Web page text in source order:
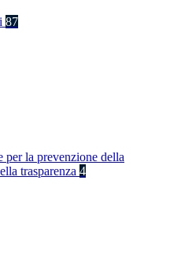
87
per la prevenzione della
trasparenza 4